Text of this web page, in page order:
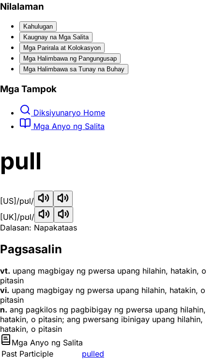
Nilalaman
Kahulugan
Kaugnay na Mga Salita
Mga Parirala at Kolokasyon
Mga Halimbawa ng Pangungusap
Mga Halimbawa sa Tunay na Buhay
Mga Tampok
Diksiyunaryo Home
Mga Anyo ng Salita
pull
[US] /pʊl/
[UK] /pʊl/
Dalasan: Napakataas
Pagsasalin
vt. upang magbigay ng pwersa upang hilahin, hatakin, o
pitasin
vi. upang magbigay ng pwersa upang hilahin, hatakin, o
pitasin
n. ang pagkilos ng pagbibigay ng pwersa upang hilahin,
hatakin, o pitasin; ang pwersang ibinigay upang hilahin,
hatakin, o pitasin
Mga Anyo ng Salita
Past Participle
pulled